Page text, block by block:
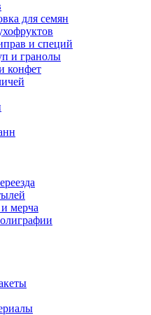
для семян
и специй
и гранолы
конфет
мерча